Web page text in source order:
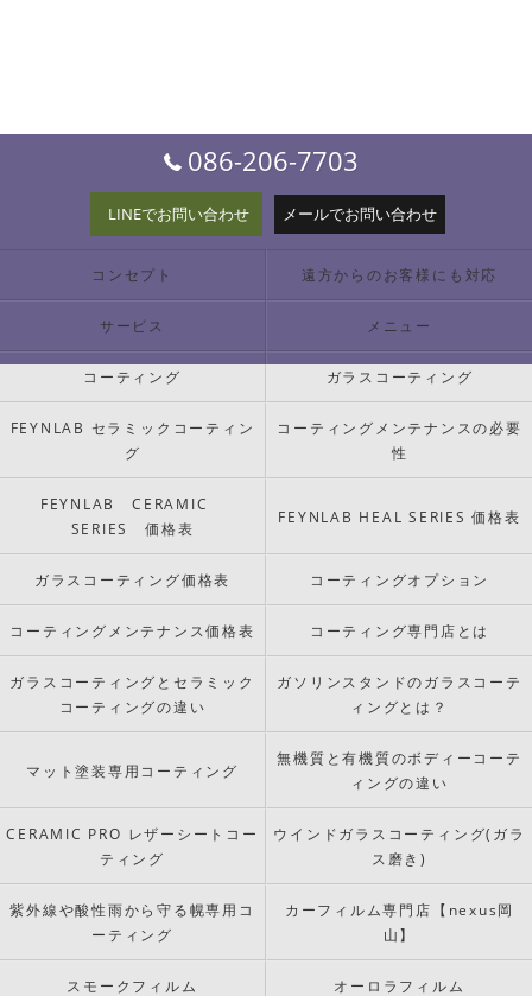
086-206-7703
LINEでお問い合わせ メールでお問い合わせ
コンセプト 遠方からのお客様にも対応
サービス メニュー
コーティング ガラスコーティング
FEYNLAB セラミックコーティン
グ
コーティングメンテナンスの必要
性
FEYNLAB CERAMIC
SERIES 価格表
FEYNLAB HEAL SERIES 価格表
ガラスコーティング価格表 コーティングオプション
コーティングメンテナンス価格表 コーティング専門店とは
ガラスコーティングとセラミック
コーティングの違い
ガソリンスタンドのガラスコーテ
ィングとは？
マット塗装専用コーティング
無機質と有機質のボディーコーテ
ィングの違い
CERAMIC PRO レザーシートコー
ティング
ウインドガラスコーティング(ガラ
ス磨き)
紫外線や酸性雨から守る幌専用コ
ーティング
カーフィルム専門店【nexus岡
山】
スモークフィルム オーロラフィルム